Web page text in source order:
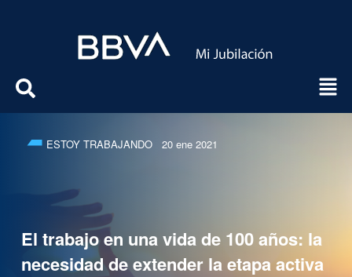
ESTOY TRABAJANDO20 ene 2021
El trabajo en una vida de 100 años: la
necesidad de extender la etapa activa